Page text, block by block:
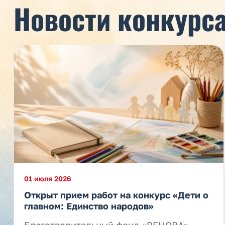
Новости
01 июля 2026
Открыт прием работ на конкурс «Дети о
главном: Единство народов»